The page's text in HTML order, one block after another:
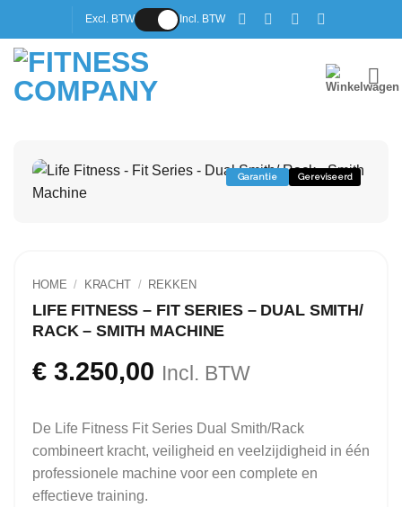
inhoud
Excl. BTW Incl. BTW
Garantie Gereviseerd
HOME / KRACHT / REKKEN
LIFE FITNESS – FIT SERIES – DUAL SMITH/
RACK – SMITH MACHINE
€3.250,00 Incl. BTW
De Life Fitness Fit Series Dual Smith/Rack
combineert kracht, veiligheid en veelzijdigheid in één
professionele machine voor een complete en
effectieve training.